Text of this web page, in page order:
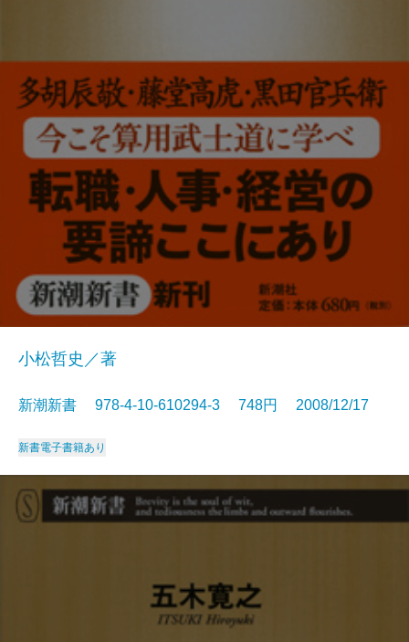
小松哲史／著
新潮新書 978-4-10-610294-3 748円 2008/12/17
新書電子書籍あり